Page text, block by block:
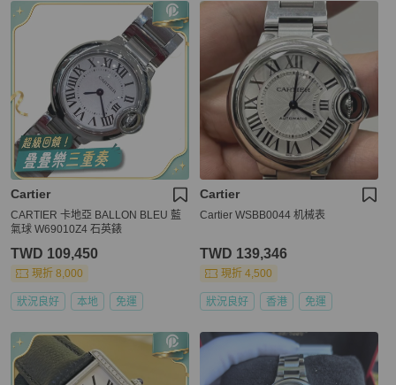
Cartier
CARTIER 卡地亞 BALLON BLEU 藍
氣球 W69010Z4 石英錶
TWD 109,450
現折 8,000
狀況良好 本地 免運
Cartier
Cartier WSBB0044 机械表
TWD 139,346
現折 4,500
狀況良好 香港 免運